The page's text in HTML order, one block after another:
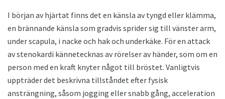
I början av hjärtat finns det en känsla av tyngd eller klämma,
en brännande känsla som gradvis sprider sig till vänster arm,
under scapula, i nacke och hak och underkäke. För en attack
av stenokardi kännetecknas av rörelser av händer, som om en
person med en kraft knyter något till bröstet. Vanligtvis
uppträder det beskrivna tillståndet efter fysisk
ansträngning, såsom jogging eller snabb gång, acceleration